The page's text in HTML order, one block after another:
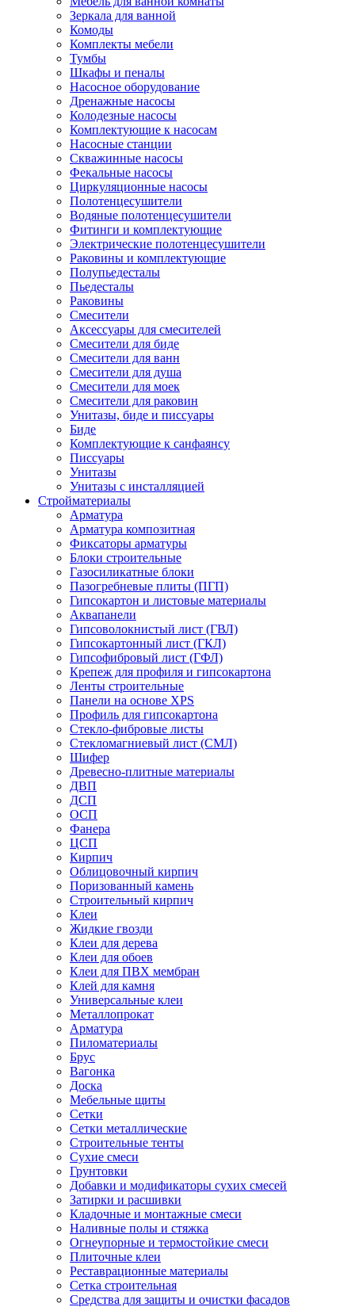
Зеркала для ванной
Комоды
Комплекты мебели
Тумбы
Шкафы и пеналы
Насосное оборудование
Дренажные насосы
Колодезные насосы
Комплектующие к насосам
Насосные станции
Скважинные насосы
Фекальные насосы
Циркуляционные насосы
Полотенцесушители
Водяные полотенцесушители
Фитинги и комплектующие
Электрические полотенцесушители
Раковины и комплектующие
Полупьедесталы
Пьедесталы
Раковины
Смесители
Аксессуары для смесителей
Смесители для биде
Смесители для ванн
Смесители для душа
Смесители для моек
Смесители для раковин
Унитазы, биде и писсуары
Биде
Комплектующие к санфаянсу
Писсуары
Унитазы
Унитазы с инсталляцией
Стройматериалы
Арматура
Арматура композитная
Фиксаторы арматуры
Блоки строительные
Газосиликатные блоки
Пазогребневые плиты (ПГП)
Гипсокартон и листовые материалы
Аквапанели
Гипсоволокнистый лист (ГВЛ)
Гипсокартонный лист (ГКЛ)
Гипсофибровый лист (ГФЛ)
Крепеж для профиля и гипсокартона
Ленты строительные
Панели на основе XPS
Профиль для гипсокартона
Стекло-фибровые листы
Стекломагниевый лист (СМЛ)
Шифер
Древесно-плитные материалы
ДВП
ДСП
ОСП
Фанера
ЦСП
Кирпич
Облицовочный кирпич
Поризованный камень
Строительный кирпич
Клеи
Жидкие гвозди
Клеи для дерева
Клеи для обоев
Клеи для ПВХ мембран
Клей для камня
Универсальные клеи
Металлопрокат
Арматура
Пиломатериалы
Брус
Вагонка
Доска
Мебельные щиты
Сетки
Сетки металлические
Строительные тенты
Сухие смеси
Грунтовки
Добавки и модификаторы сухих смесей
Затирки и расшивки
Кладочные и монтажные смеси
Наливные полы и стяжка
Огнеупорные и термостойкие смеси
Плиточные клеи
Реставрационные материалы
Сетка строительная
Средства для защиты и очистки фасадов